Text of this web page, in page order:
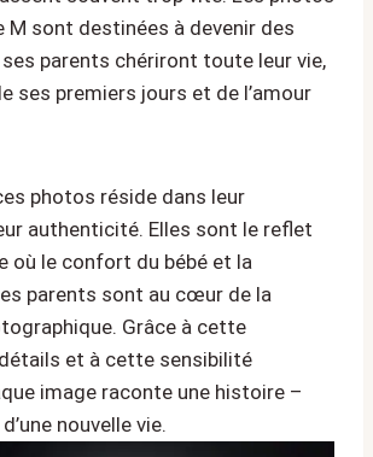
M sont destinées à devenir des
parents chériront toute leur vie,
ses premiers jours et de l’amour
photos réside dans leur
authenticité. Elles sont le reflet
où le confort du bébé et la
parents sont au cœur de la
Grâce à cette
et à cette sensibilité
image raconte une histoire –
nouvelle vie.